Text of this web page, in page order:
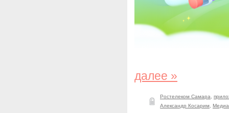
далее »
Ростелеком Самара
Александр Косарим